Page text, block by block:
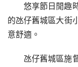
悠享節日閒趣
的氹仔舊城區大街
意舒適。
氹仔舊城區施